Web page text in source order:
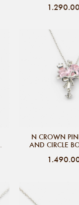
N CROWN
AND CIRCLE